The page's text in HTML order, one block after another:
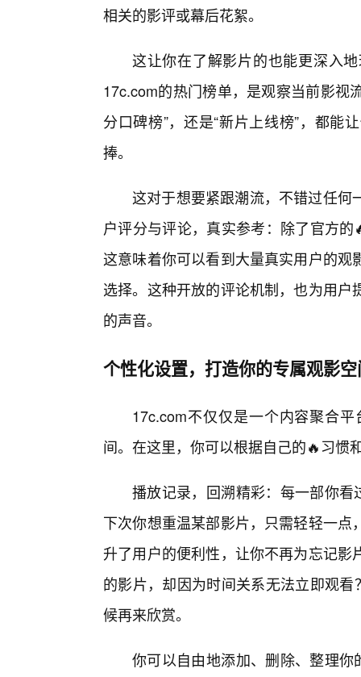
相关的影评或幕后花絮。
这让你在了解影片的也能更深入
17c.com的热门榜单，是观察当前影视
分口碑榜”，还是“新片上线榜”，都能
捧。
这对于想要紧跟潮流，不错过任何
户评分与评论，真实参考：除了官方
这意味着你可以看到大量真实用户的
选择。这种开放的评论机制，也为用
的声音。
个性化设置，打造你的专属观影
17c.com不仅仅是一个内容聚合
间。在这里，你可以根据自己的🔥习惯
播放记录，回溯精彩：每一部你看
下次你想重温某部影片，只需轻轻一
升了用户的便利性，让你不再为忘记
的影片，却因为时间关系无法立即观
候再来欣赏。
你可以自由地添加、删除、整理你